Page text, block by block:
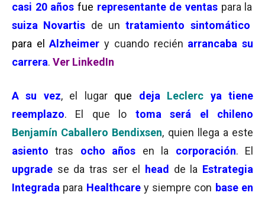
casi 20 años fue representante de ventas para la
suiza Novartis de un tratamiento sintomático
para el Alzheimer y cuando recién arrancaba su
carrera. Ver LinkedIn
A su vez, el lugar que deja Leclerc ya tiene
reemplazo. El que lo toma será el chileno
Benjamín Caballero Bendixsen, quien llega a este
asiento tras ocho años en la corporación. El
upgrade se da tras ser el head de la Estrategia
Integrada para Healthcare y siempre con base en